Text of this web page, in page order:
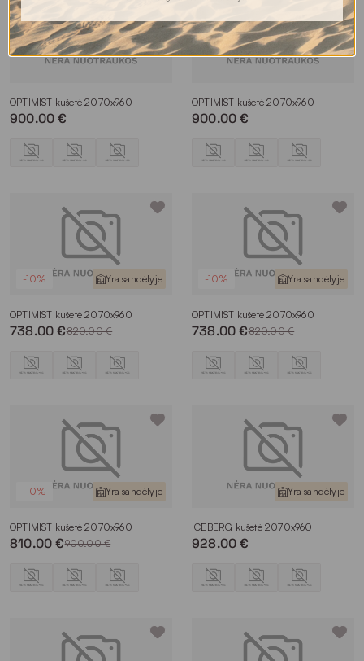
OPTIMIST kušetė 2070x960
900.00 €
OPTIMIST kušetė 2070x960
900.00 €
-10% Yra sandėlyje
OPTIMIST kušetė 2070x960
738.00 €820.00 €
-10% Yra sandėlyje
OPTIMIST kušetė 2070x960
738.00 €820.00 €
-10% Yra sandėlyje
OPTIMIST kušetė 2070x960
810.00 €900.00 €
Yra sandėlyje
ICEBERG kušetė 2070x960
928.00 €